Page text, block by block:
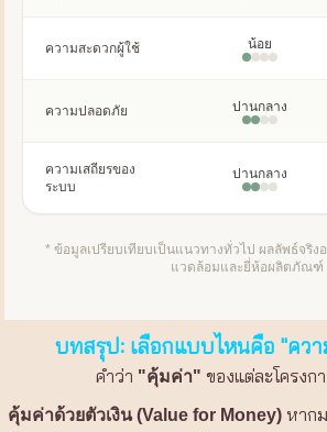
ความสะดวกผู้ใช้ น้อย
ความปลอดภัย ปานกลาง
ความเสถียรของ
ระบบ
ปานกลาง
* ข้อมูลเปรียบเทียบเป็นแนวทางทั่วไป ผลลัพธ์จริ
แวดล้อมและยี่ห้อผลิตภัณฑ์
บทสรุป: เลือกแบบไหนคือ "คว
คำว่า "คุ้มค่า" ของแต่ละโครงก
คุ้มค่าด้วยตัวเงิน (Value for Money)หากม